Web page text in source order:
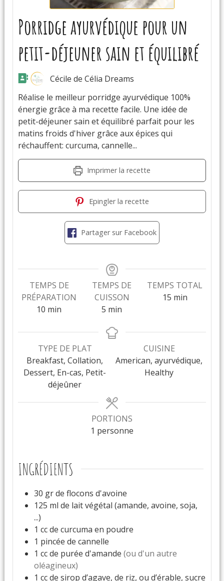
Porridge ayurvédique pour un
petit-déjeuner sain et équilibré
Cécile de Célia Dreams
Réalise le meilleur porridge ayurvédique 100%
énergie grâce à ma recette facile. Une idée de
petit-déjeuner sain et équilibré parfait pour les
matins froids d'hiver grâce aux épices qui
réchauffent: curcuma, cannelle...
Imprimer la recette
Epingler la recette
Partager sur Facebook
TEMPS DE
PRÉPARATION
10 min
TEMPS DE
CUISSON
5 min
TEMPS TOTAL
15 min
TYPE DE PLAT
Breakfast, Collation,
Dessert, En-cas, Petit-
déjeûner
CUISINE
American, ayurvédique,
Healthy
PORTIONS
1 personne
INGRÉDIENTS
30 grde flocons d'avoine
125 ml de lait végétal (amande, avoine, soja,
...)
1 ccde curcuma en poudre
1 pincée de cannelle
1 ccde purée d'amande (ou d'un autre
oléagineux)
1 ccde sirop d’agave, de riz, ou d’érable, sucre